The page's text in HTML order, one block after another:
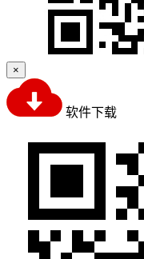
×
软件下载